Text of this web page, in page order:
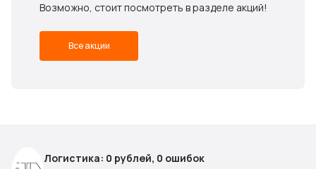
Возможно, стоит посмотреть в разделе акций!
Все акции
Логистика: 0 рублей, 0 ошибок